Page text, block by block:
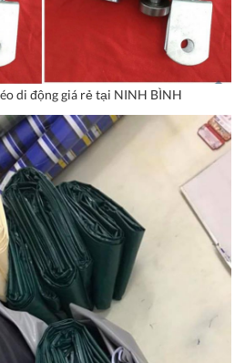
di động giá rẻ tại NINH BÌNH